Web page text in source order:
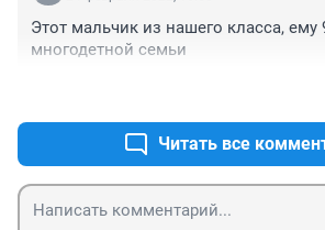
Этот мальчик из нашего класса, ему
многодетной семьи
Читать все